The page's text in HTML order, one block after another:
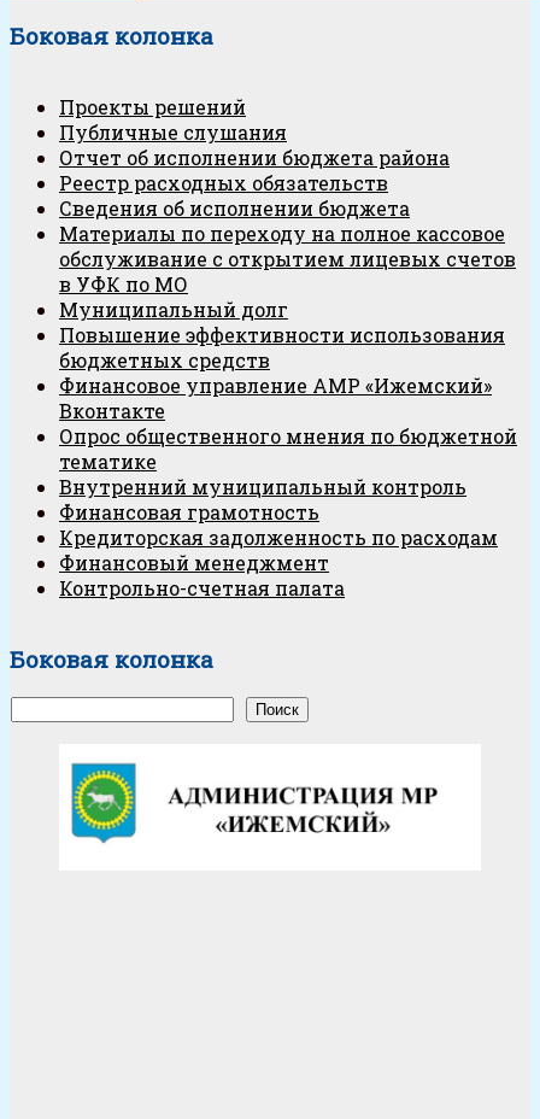
Боковая колонка
Проекты решений
Публичные слушания
Отчет об исполнении бюджета района
Реестр расходных обязательств
Сведения об исполнении бюджета
Материалы по переходу на полное кассовое
обслуживание с открытием лицевых счетов
в УФК по МО
Муниципальный долг
Повышение эффективности использования
бюджетных средств
Финансовое управление АМР «Ижемский»
Вконтакте
Опрос общественного мнения по бюджетной
тематике
Внутренний муниципальный контроль
Финансовая грамотность
Кредиторская задолженность по расходам
Финансовый менеджмент
Контрольно-счетная палата
Боковая колонка
Поиск